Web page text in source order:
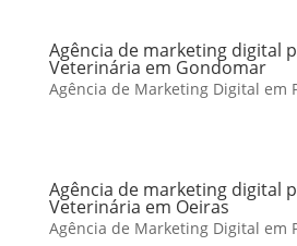
Agência de marketing digital
Veterinária em Gondomar
Agência de Marketing Digital em
Agência de marketing digital
Veterinária em Oeiras
Agência de Marketing Digital em